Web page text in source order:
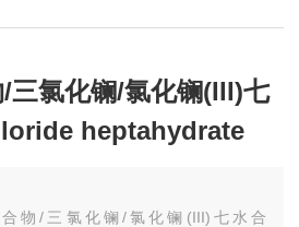
三氯化镧/氯化镧(III)七
heptahydrate
物/三氯化镧/氯化镧(III)七水合